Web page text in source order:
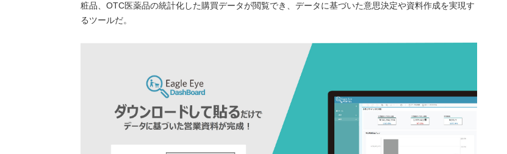
粧品、OTC医薬品の統計化した購買データが閲覧でき、データに基づいた意思決定や資料作成を実現す
るツールだ。